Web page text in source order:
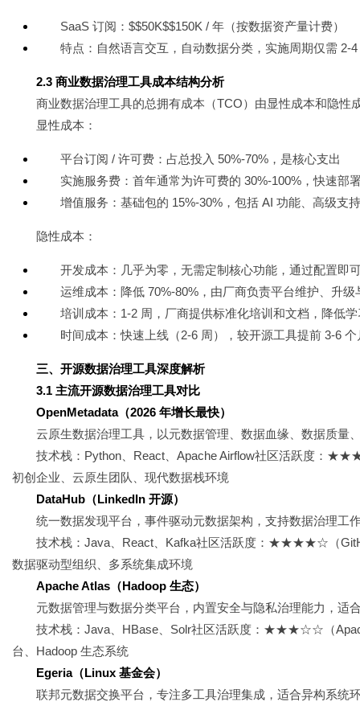
SaaS 订阅：$$50K$$150K / 年（按数据资产量计费）
特点：自然语言交互，自动数据分类，实施周期仅需 2-4
2.3 商业数据治理工具成本结构分析
商业数据治理工具的总拥有成本（TCO）由显性成本和隐性
显性成本：
平台订阅 / 许可费：占总投入 50%-70%，是核心支出
实施服务费：首年通常为许可费的 30%-100%，快速部
增值服务：基础包的 15%-30%，包括 AI 功能、高级支
隐性成本：
开发成本：几乎为零，无需定制核心功能，通过配置即
运维成本：降低 70%-80%，由厂商负责平台维护、升级
培训成本：1-2 周，厂商提供标准化培训和文档，降低
时间成本：快速上线（2-6 周），较开源工具提前 3-6
三、开源数据治理工具深度解析
3.1 主流开源数据治理工具对比
OpenMetadata（2026 年增长最快）
云原生数据治理工具，以元数据管理、数据血缘、数据质量
技术栈：Python、React、Apache Airflow社区活跃度：
初创企业、云原生团队、现代数据栈环境
DataHub（LinkedIn 开源）
统一数据发现平台，事件驱动元数据架构，支持数据治理工
技术栈：Java、React、Kafka社区活跃度：★★★★☆（
数据驱动型组织、多系统集成环境
Apache Atlas（Hadoop 生态）
元数据管理与数据分类平台，内置安全与隐私治理能力，适
技术栈：Java、HBase、Solr社区活跃度：★★★☆☆（
台、Hadoop 生态系统
Egeria（Linux 基金会）
联邦元数据交换平台，专注多工具治理集成，适合异构系统